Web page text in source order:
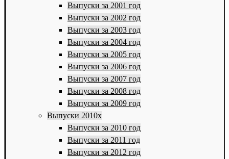
Выпуски за 2001 год
Выпуски за 2002 год
Выпуски за 2003 год
Выпуски за 2004 год
Выпуски за 2005 год
Выпуски за 2006 год
Выпуски за 2007 год
Выпуски за 2008 год
Выпуски за 2009 год
Выпуски 2010х
Выпуски за 2010 год
Выпуски за 2011 год
Выпуски за 2012 год